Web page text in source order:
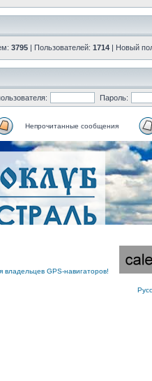
3795 | Пользователей: 1714 | Новый
Пароль:
Непрочитанные сообщения